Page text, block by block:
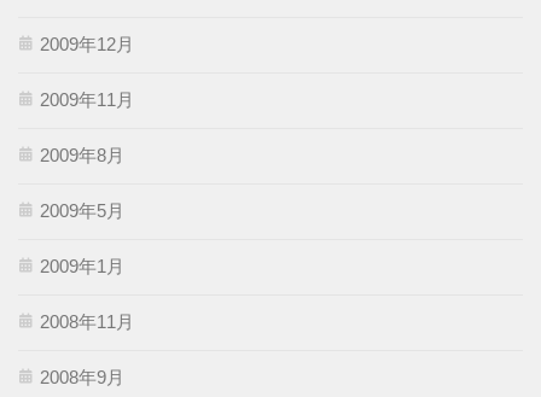
2009年12月
2009年11月
2009年8月
2009年5月
2009年1月
2008年11月
2008年9月